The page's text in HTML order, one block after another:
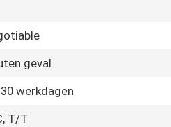
geval
werkdagen
T/T